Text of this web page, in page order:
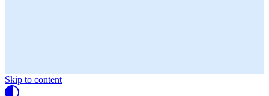
Skip to content